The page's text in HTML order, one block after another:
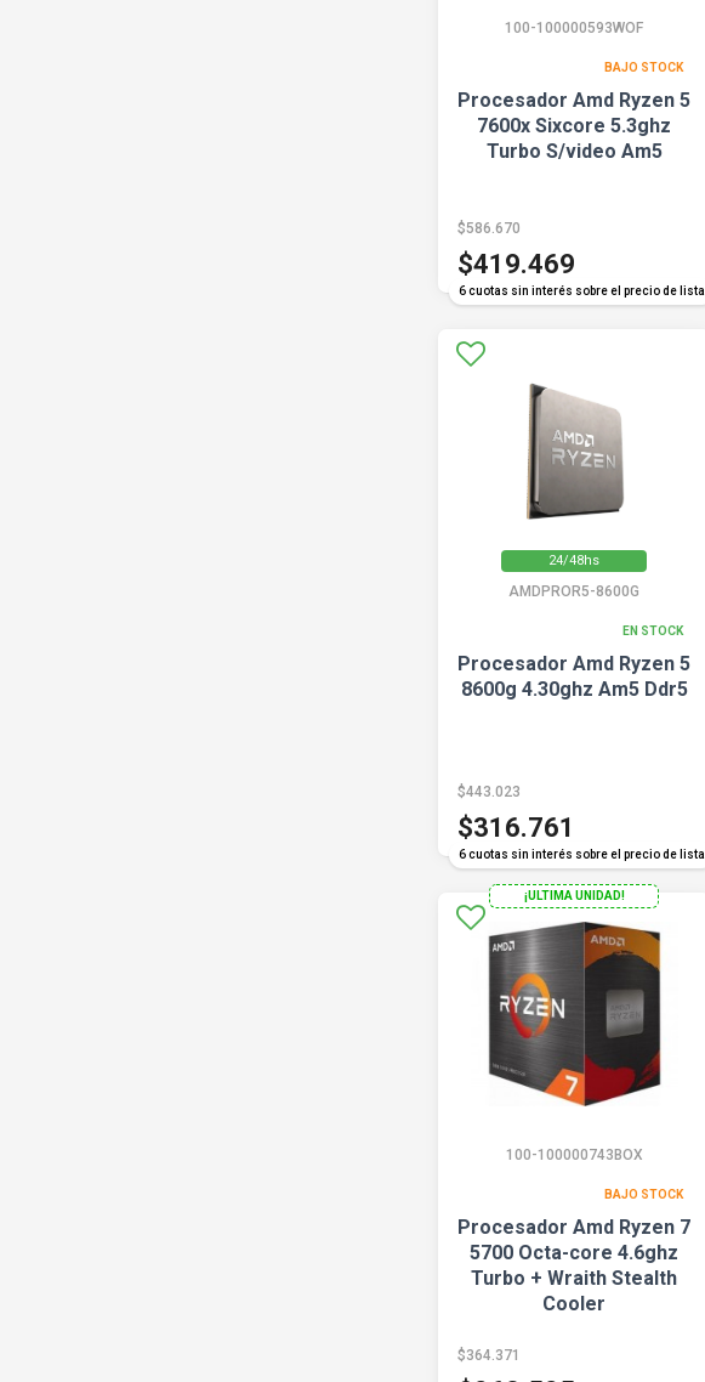
100-100000593WOF
BAJO STOCK
Procesador Amd Ryzen 5
7600x Sixcore 5.3ghz
Turbo S/video Am5
6 cuotas sin interés sobre el precio de lista
$586.670
$419.469
24/48hs
AMDPROR5-8600G
EN STOCK
Procesador Amd Ryzen 5
8600g 4.30ghz Am5 Ddr5
6 cuotas sin interés sobre el precio de lista
$443.023
$316.761
¡ULTIMA UNIDAD!
100-100000743BOX
BAJO STOCK
Procesador Amd Ryzen 7
5700 Octa-core 4.6ghz
Turbo + Wraith Stealth
Cooler
$364.371